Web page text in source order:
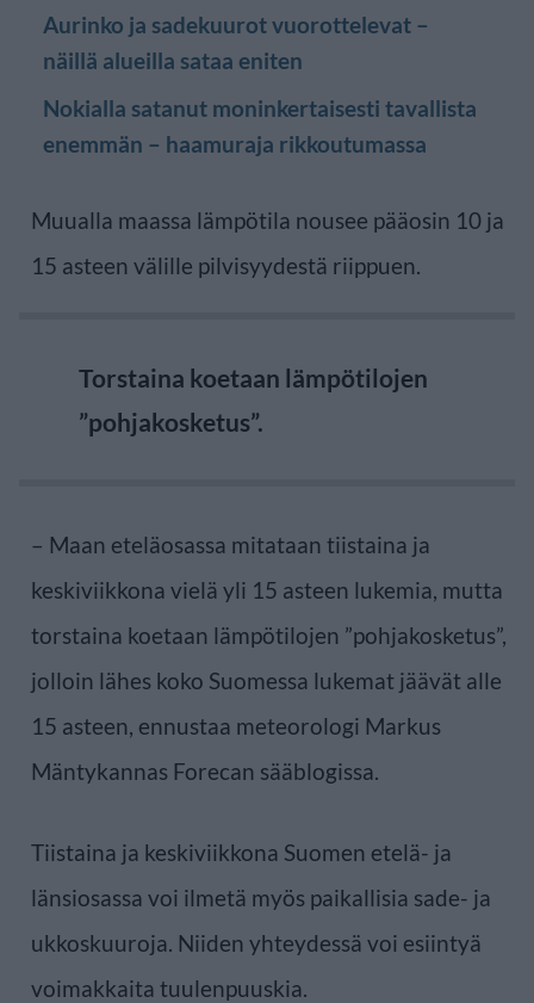
Aurinko ja sadekuurot vuorottelevat –
näillä alueilla sataa eniten
Nokialla satanut moninkertaisesti tavallista
enemmän – haamuraja rikkoutumassa
Muualla maassa lämpötila nousee pääosin 10 ja
15 asteen välille pilvisyydestä riippuen.
Torstaina koetaan lämpötilojen
”pohjakosketus”.
– Maan eteläosassa mitataan tiistaina ja
keskiviikkona vielä yli 15 asteen lukemia, mutta
torstaina koetaan lämpötilojen ”pohjakosketus”,
jolloin lähes koko Suomessa lukemat jäävät alle
15 asteen, ennustaa meteorologi Markus
Mäntykannas Forecan sääblogissa.
Tiistaina ja keskiviikkona Suomen etelä- ja
länsiosassa voi ilmetä myös paikallisia sade- ja
ukkoskuuroja. Niiden yhteydessä voi esiintyä
voimakkaita tuulenpuuskia.